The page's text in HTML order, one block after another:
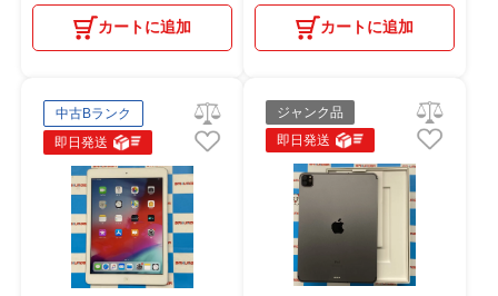
カートに追加 カートに追加
中古Bランク
即日発送
ジャンク品
即日発送